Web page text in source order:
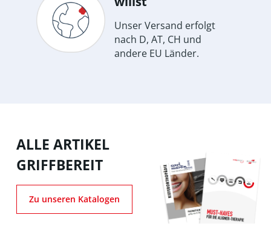
Unser Versand erfolgt
nach D, AT, CH und
andere EU Länder.
ALLE ARTIKEL
GRIFFBEREIT
Zu unseren Katalogen